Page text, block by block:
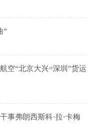
”
空“北京大兴=深圳”货运
事弗朗西斯科·拉·卡梅